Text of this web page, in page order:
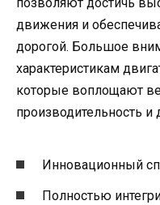
движения и
дорогой. Большое
характеристикам
которые воплощают
производительность и
Инновационный
Полностью